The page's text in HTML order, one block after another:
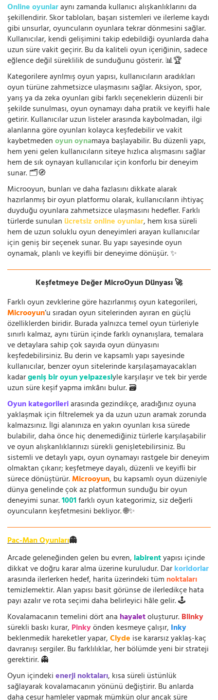
Online oyunlaraynı zamanda kullanıcı alışkanlıklarını da
şekillendirir. Skor tabloları, başarı sistemleri ve ilerleme kaydı
gibi unsurlar, oyuncuların oyunlara tekrar dönmesini sağlar.
Kullanıcılar, kendi gelişimini takip edebildiği oyunlarda daha
uzun süre vakit geçirir. Bu da kaliteli oyun içeriğinin, sadece
eğlence değil süreklilik de sunduğunu gösterir. 📊🏆
Kategorilere ayrılmış oyun yapısı, kullanıcıların aradıkları
oyun türüne zahmetsizce ulaşmasını sağlar. Aksiyon, spor,
yarış ya da zeka oyunları gibi farklı seçeneklerin düzenli bir
şekilde sunulması, oyun oynamayı daha pratik ve keyifli hale
getirir. Kullanıcılar uzun listeler arasında kaybolmadan, ilgi
alanlarına göre oyunları kolayca keşfedebilir ve vakit
kaybetmedenoyun oynamaya başlayabilir. Bu düzenli yapı,
hem yeni gelen kullanıcıların siteye hızlıca alışmasını sağlar
hem de sık oynayan kullanıcılar için konforlu bir deneyim
sunar. 🗂️🧭
Microoyun, bunları ve daha fazlasını dikkate alarak
hazırlanmış bir oyun platformu olarak, kullanıcıların ihtiyaç
duyduğu oyunlara zahmetsizce ulaşmasını hedefler. Farklı
türlerde sunulan ücretsiz online oyunlar, hem kısa süreli
hem de uzun soluklu oyun deneyimleri arayan kullanıcılar
için geniş bir seçenek sunar. Bu yapı sayesinde oyun
oynamak, planlı ve keyifli bir deneyime dönüşür. ✨
Keşfetmeye Değer MicroOyun Dünyası 🚀
Farklı oyun zevklerine göre hazırlanmış oyun kategorileri,
Microoyun’u sıradan oyun sitelerinden ayıran en güçlü
özelliklerden biridir. Burada yalnızca temel oyun türleriyle
sınırlı kalmaz, aynı türün içinde farklı oynanışlara, temalara
ve detaylara sahip çok sayıda oyun dünyasını
keşfedebilirsiniz. Bu derin ve kapsamlı yapı sayesinde
kullanıcılar, benzer oyun sitelerinde karşılaşamayacakları
kadargeniş bir oyun yelpazesiyle karşılaşır ve tek bir yerde
uzun süre keşif yapma imkânı bulur. 🗃️
Oyun kategorileriarasında gezindikçe, aradığınız oyuna
yaklaşmak için filtrelemek ya da uzun uzun aramak zorunda
kalmazsınız. İlgi alanınıza en yakın oyunları kısa sürede
bulabilir, daha önce hiç denemediğiniz türlerle karşılaşabilir
ve oyun alışkanlıklarınızı sürekli genişletebilirsiniz. Bu
sistemli ve detaylı yapı, oyun oynamayı rastgele bir deneyim
olmaktan çıkarır; keşfetmeye dayalı, düzenli ve keyifli bir
sürece dönüştürür.Microoyun, bu kapsamlı oyun düzeniyle
dünya genelinde çok az platformun sunduğu bir oyun
deneyimi sunar.1001farklı oyun kategorimiz, siz değerli
oyuncuların keşfetmesini bekliyor. 🌐✨
Pac-Man Oyunları👻
Arcade geleneğinden gelen bu evren, labirentyapısı içinde
dikkat ve doğru karar alma üzerine kuruludur. Darkoridorlar
arasında ilerlerken hedef, harita üzerindeki tüm noktaları
temizlemektir. Alan yapısı basit görünse de ilerledikçe hata
payı azalır ve rota seçimi daha belirleyici hâle gelir. 🕹️
Kovalamacanın temelini dört ana hayaletoluşturur.Blinky
sürekli baskı kurar, Pinkyönden kesmeye çalışır, Inky
beklenmedik hareketler yapar,Clyde ise kararsız yaklaş-kaç
davranışı sergiler. Bu farklılıklar, her bölümde yeni bir strateji
gerektirir. 👻
Oyun içindekienerji noktaları, kısa süreli üstünlük
sağlayarak kovalamacanın yönünü değiştirir. Bu anlarda